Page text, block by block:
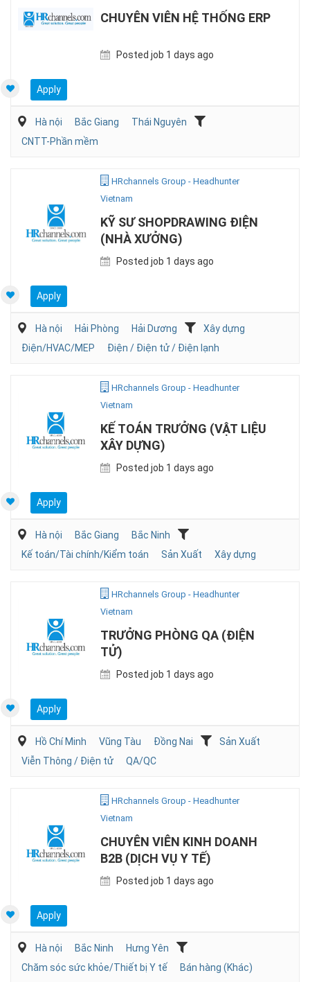
CHUYÊN VIÊN HỆ THỐNG ERP
Posted job 1 days ago
Apply
Hà nội Bắc Giang
Thái Nguyên
CNTT-Phần mềm
HRchannels Group - Headhunter
Vietnam
KỸ SƯ SHOPDRAWING ĐIỆN
(NHÀ XƯỞNG)
Posted job 1 days ago
Apply
Hà nội Hải Phòng Hải Dương
Xây dựng
Điện/HVAC/MEP
Điện / Điện tử / Điện lạnh
HRchannels Group - Headhunter
Vietnam
KẾ TOÁN TRƯỞNG (VẬT LIỆU
XÂY DỰNG)
Posted job 1 days ago
Apply
Hà nội Bắc Giang
Bắc Ninh
Kế toán/Tài chính/Kiểm toán
Sản Xuất Xây dựng
HRchannels Group - Headhunter
Vietnam
TRƯỞNG PHÒNG QA (ĐIỆN
TỬ)
Posted job 1 days ago
Apply
Hồ Chí Minh Vũng Tàu Đồng Nai
Sản Xuất
Viễn Thông / Điện tử
QA/QC
HRchannels Group - Headhunter
Vietnam
CHUYÊN VIÊN KINH DOANH
B2B (DỊCH VỤ Y TẾ)
Posted job 1 days ago
Apply
Hà nội Bắc Ninh
Hưng Yên
Chăm sóc sức khỏe/Thiết bị Y tế
Bán hàng (Khác)